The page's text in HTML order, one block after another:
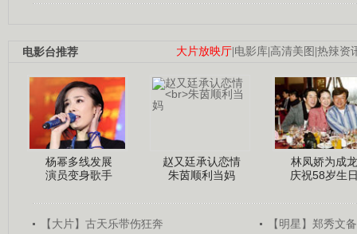
大片放映厅|电影库|高清美图 |热辣资
电影台推荐
杨幂多线发展
演员变身歌手
赵又廷承认恋情
朱茵顺利当妈
林凤娇为成龙
庆祝58岁生
【大片】古天乐带伤狂奔
【明星】郑秀文